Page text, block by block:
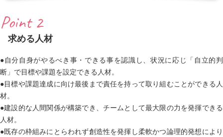
Point 2
求める人材
●自分自身がやるべき事・できる事を認識し、状況に応じ「自立的判
断」で目標や課題を設定できる人材。
●目標や課題達成に向け最後まで責任を持って取り組むことができる人
材。
●建設的な人間関係が構築でき、チームとして最大限の力を発揮できる
人材。
●既存の枠組みにとらわれず創造性を発揮し柔軟かつ論理的発想により